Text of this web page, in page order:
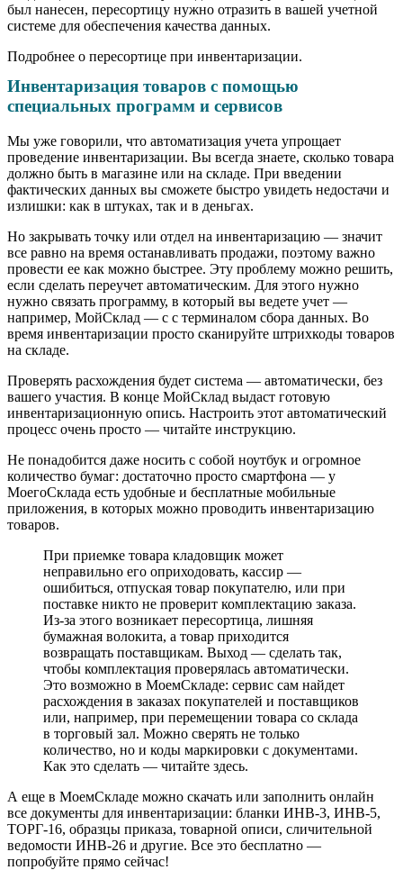
был нанесен, пересортицу нужно отразить в вашей учетной
системе для обеспечения качества данных.
Подробнее о пересортице при инвентаризации.
Инвентаризация товаров с помощью
специальных программ и сервисов
Мы уже говорили, что автоматизация учета упрощает
проведение инвентаризации. Вы всегда знаете, сколько товара
должно быть в магазине или на складе. При введении
фактических данных вы сможете быстро увидеть недостачи и
излишки: как в штуках, так и в деньгах.
Но закрывать точку или отдел на инвентаризацию — значит
все равно на время останавливать продажи, поэтому важно
провести ее как можно быстрее. Эту проблему можно решить,
если сделать переучет автоматическим. Для этого нужно
нужно связать программу, в который вы ведете учет —
например, МойСклад — с с терминалом сбора данных. Во
время инвентаризации просто сканируйте штрихкоды товаров
на складе.
Проверять расхождения будет система — автоматически, без
вашего участия. В конце МойСклад выдаст готовую
инвентаризационную опись. Настроить этот автоматический
процесс очень просто — читайте инструкцию.
Не понадобится даже носить с собой ноутбук и огромное
количество бумаг: достаточно просто смартфона — у
МоегоСклада есть удобные и бесплатные мобильные
приложения, в которых можно проводить инвентаризацию
товаров.
При приемке товара кладовщик может
неправильно его оприходовать, кассир —
ошибиться, отпуская товар покупателю, или при
поставке никто не проверит комплектацию заказа.
Из-за этого возникает пересортица, лишняя
бумажная волокита, а товар приходится
возвращать поставщикам. Выход — сделать так,
чтобы комплектация проверялась автоматически.
Это возможно в МоемСкладе: сервис сам найдет
расхождения в заказах покупателей и поставщиков
или, например, при перемещении товара со склада
в торговый зал. Можно сверять не только
количество, но и коды маркировки с документами.
Как это сделать — читайте здесь.
А еще в МоемСкладе можно скачать или заполнить онлайн
все документы для инвентаризации: бланки ИНВ-3, ИНВ-5,
ТОРГ-16, образцы приказа, товарной описи, сличительной
ведомости ИНВ-26 и другие. Все это бесплатно —
попробуйте прямо сейчас!